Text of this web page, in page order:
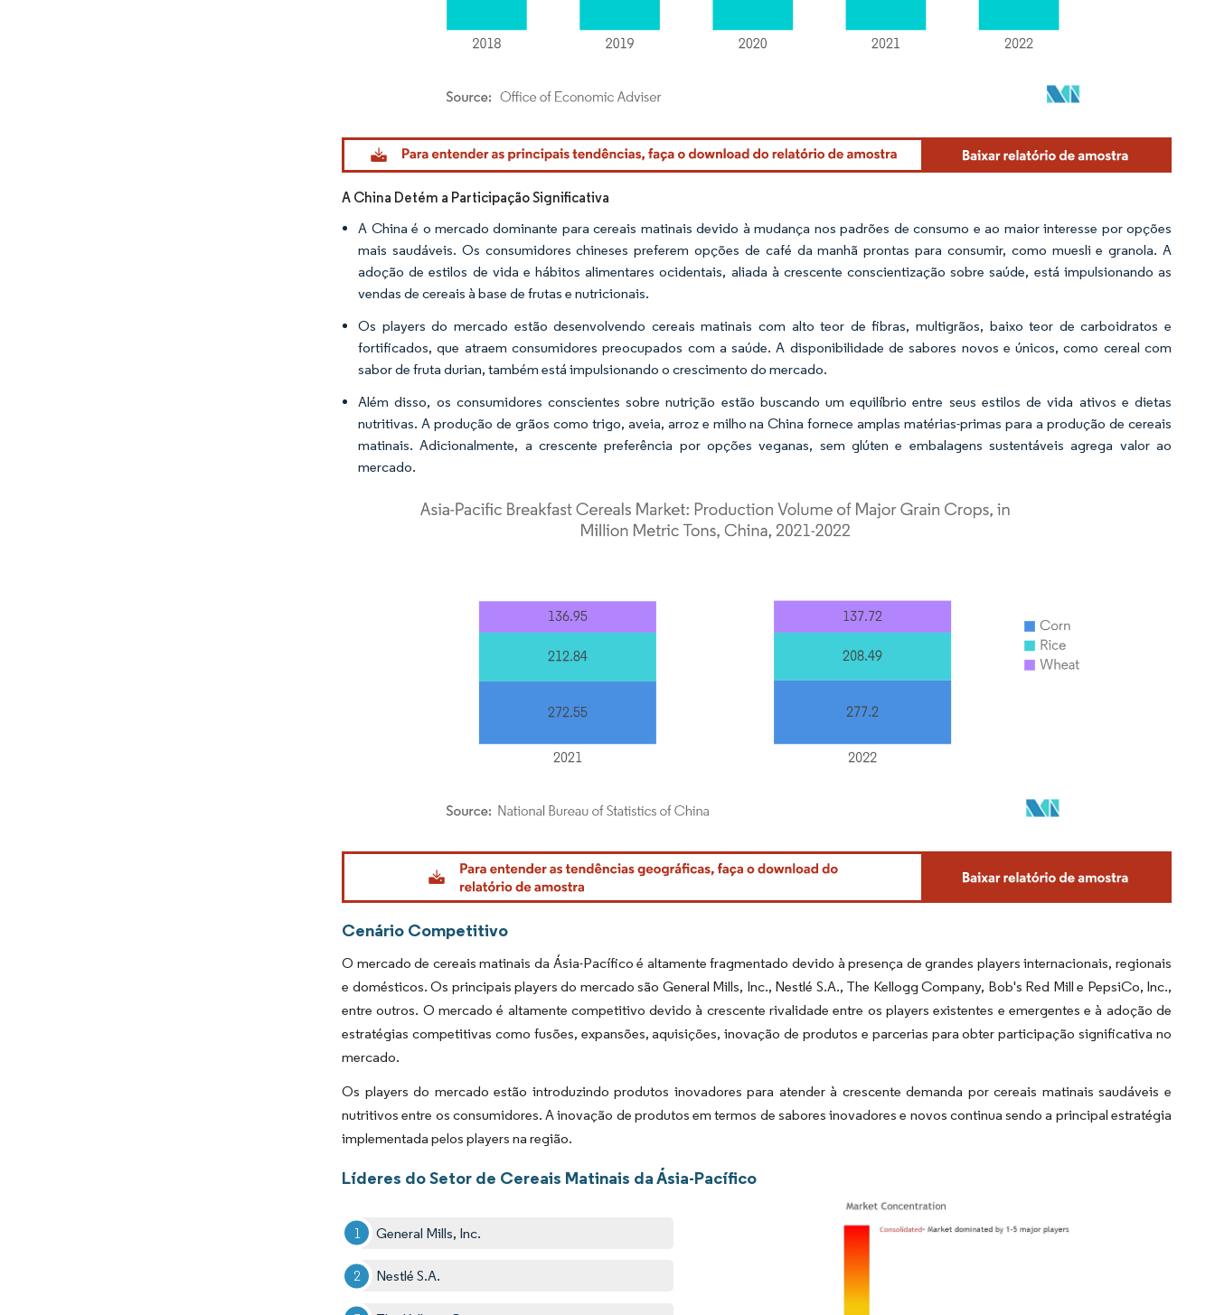
Imagem © Mordor Intelligence. O reuso requer atribuição conforme CC BY 4.0.
A China Detém a Participação Significativa
A China é o mercado dominante para cereais matinais devido à mudança nos padrões de consumo e ao maior interesse por opções
mais saudáveis. Os consumidores chineses preferem opções de café da manhã prontas para consumir, como muesli e granola. A
adoção de estilos de vida e hábitos alimentares ocidentais, aliada à crescente conscientização sobre saúde, está impulsionando as
vendas de cereais à base de frutas e nutricionais.
Os players do mercado estão desenvolvendo cereais matinais com alto teor de fibras, multigrãos, baixo teor de carboidratos e
fortificados, que atraem consumidores preocupados com a saúde. A disponibilidade de sabores novos e únicos, como cereal com
sabor de fruta durian, também está impulsionando o crescimento do mercado.
Além disso, os consumidores conscientes sobre nutrição estão buscando um equilíbrio entre seus estilos de vida ativos e dietas
nutritivas. A produção de grãos como trigo, aveia, arroz e milho na China fornece amplas matérias-primas para a produção de cereais
matinais. Adicionalmente, a crescente preferência por opções veganas, sem glúten e embalagens sustentáveis agrega valor ao
mercado.
Imagem © Mordor Intelligence. O reuso requer atribuição conforme CC BY 4.0.
Cenário Competitivo
O mercado de cereais matinais da Ásia-Pacífico é altamente fragmentado devido à presença de grandes players internacionais, regionais
e domésticos. Os principais players do mercado são General Mills, Inc., Nestlé S.A., The Kellogg Company, Bob's Red Mill e PepsiCo, Inc.,
entre outros. O mercado é altamente competitivo devido à crescente rivalidade entre os players existentes e emergentes e à adoção de
estratégias competitivas como fusões, expansões, aquisições, inovação de produtos e parcerias para obter participação significativa no
mercado.
Os players do mercado estão introduzindo produtos inovadores para atender à crescente demanda por cereais matinais saudáveis e
nutritivos entre os consumidores. A inovação de produtos em termos de sabores inovadores e novos continua sendo a principal estratégia
implementada pelos players na região.
Líderes do Setor de Cereais Matinais da Ásia-Pacífico
General Mills, Inc.
Nestlé S.A.